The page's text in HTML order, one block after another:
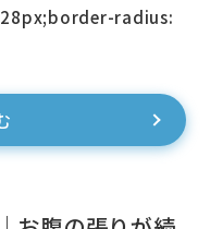
radius: